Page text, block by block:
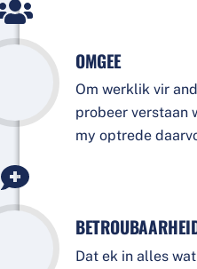
OMGEE
Om werklik vir
probeer verstaan
my optrede
Dat ek in alles